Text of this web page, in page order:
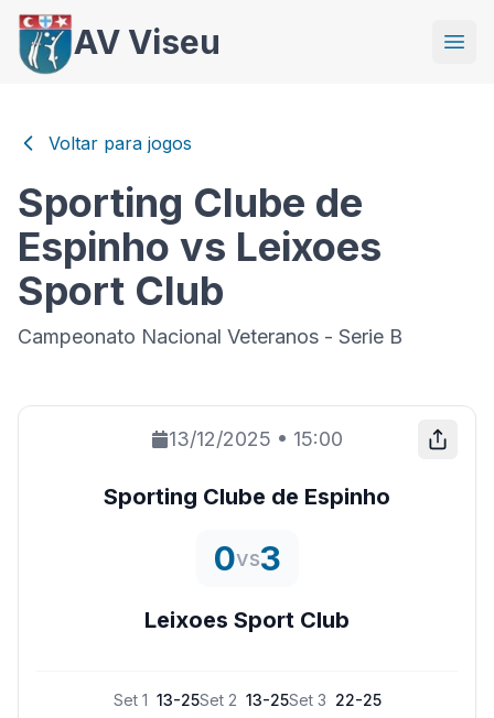
AV Viseu
Voltar para jogos
Sporting Clube de
Espinho vs Leixoes
Sport Club
Campeonato Nacional Veteranos - Serie B
13/12/2025 • 15:00
Sporting Clube de Espinho
0vs3
Leixoes Sport Club
Set 1 13-25Set 2 13-25Set 3 22-25